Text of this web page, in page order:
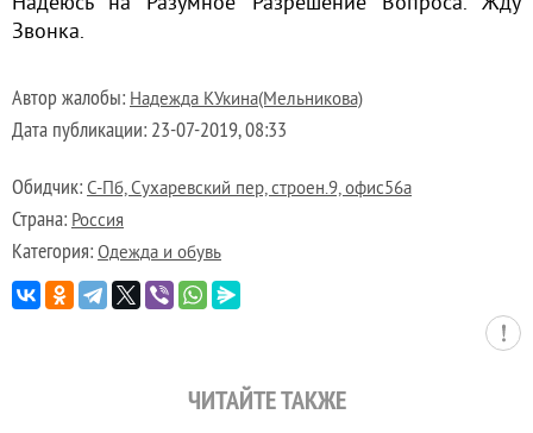
Звонка.
Автор жалобы: Надежда КУкина(Мельникова)
Дата публикации: 23-07-2019, 08:33
Обидчик: С-Пб, Сухаревский пер, строен.9, офис56а
Страна: Россия
Категория: Одежда и обувь
ЧИТАЙТЕ ТАКЖЕ